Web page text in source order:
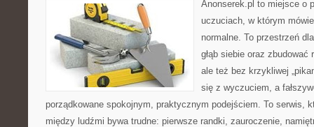
Anonserek.pl to miejsce o
uczuciach, w którym
normalne. To przestrzeń
głąb siebie oraz
ale też bez krzykliwej
się z wyczuciem, a
porządkowane spokojnym, praktycznym podejściem. To serwis,
między ludźmi bywa trudne: pierwsze randki, zauroczenie,